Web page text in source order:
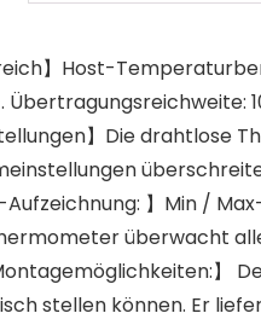
】Host-
】Die drahtlose
】Min /
überwacht
】
stellen können. Er